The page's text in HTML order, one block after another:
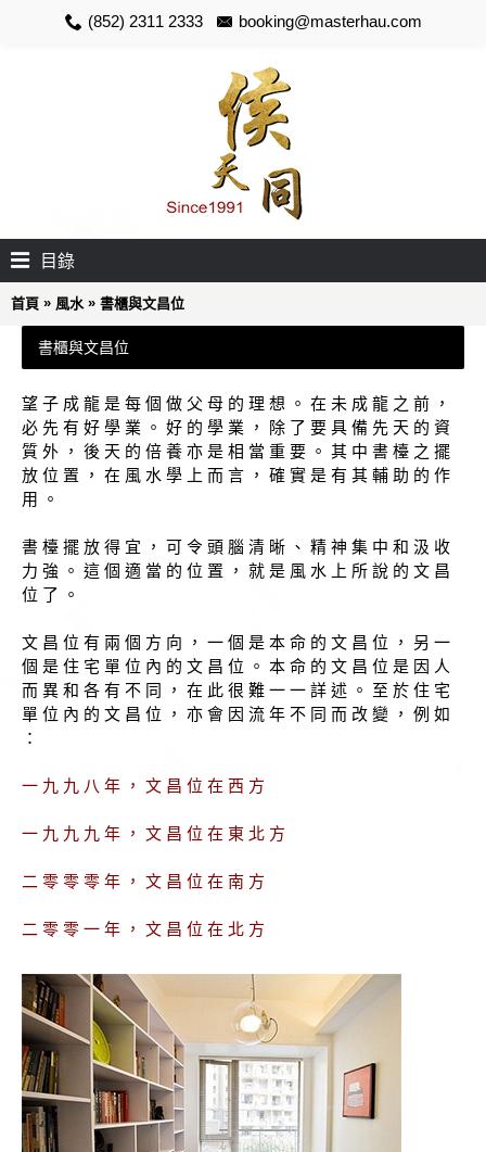
(852) 2311 2333 booking@masterhau.com
目錄
首頁 » 風水 » 書櫃與文昌位
書櫃與文昌位
望 子 成 龍 是 每 個 做 父 母 的 理 想 。 在 未 成 龍 之 前 ，
必 先 有 好 學 業 。 好 的 學 業 ， 除 了 要 具 備 先 天 的 資
質 外 ， 後 天 的 倍 養 亦 是 相 當 重 要 。 其 中 書 檯 之 擺
放 位 置 ， 在 風 水 學 上 而 言 ， 確 實 是 有 其 輔 助 的 作
用 。
書 檯 擺 放 得 宜 ， 可 令 頭 腦 清 晰 、 精 神 集 中 和 汲 收
力 強 。 這 個 適 當 的 位 置 ， 就 是 風 水 上 所 說 的 文 昌
位 了 。
文 昌 位 有 兩 個 方 向 ， 一 個 是 本 命 的 文 昌 位 ， 另 一
個 是 住 宅 單 位 內 的 文 昌 位 。 本 命 的 文 昌 位 是 因 人
而 異 和 各 有 不 同 ， 在 此 很 難 一 一 詳 述 。 至 於 住 宅
單 位 內 的 文 昌 位 ， 亦 會 因 流 年 不 同 而 改 變 ， 例 如
：
一 九 九 八 年 ， 文 昌 位 在 西 方
一 九 九 九 年 ， 文 昌 位 在 東 北 方
二 零 零 零 年 ， 文 昌 位 在 南 方
二 零 零 一 年 ， 文 昌 位 在 北 方